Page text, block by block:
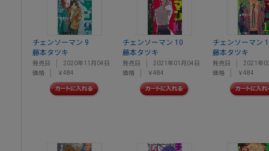
チェンソーマン 9
藤本タツキ
発売日
2020年11月04日
価格
￥484
チェンソーマン 10
藤本タツキ
発売日
2021年01月04日
価格
￥484
チェンソーマン
藤本タツキ
発売日
2021年
価格
￥484